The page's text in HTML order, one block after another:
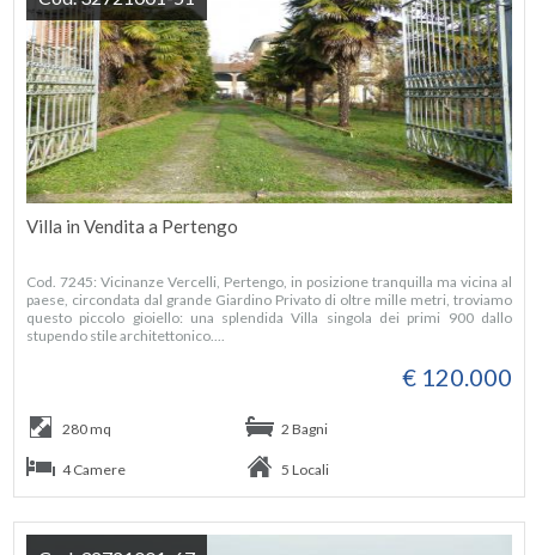
Villa in Vendita a Pertengo
Cod. 7245: Vicinanze Vercelli, Pertengo, in posizione tranquilla ma vicina al
paese, circondata dal grande Giardino Privato di oltre mille metri, troviamo
questo piccolo gioiello: una splendida Villa singola dei primi 900 dallo
stupendo stile architettonico....
€ 120.000
280 mq 2 Bagni
4 Camere 5 Locali